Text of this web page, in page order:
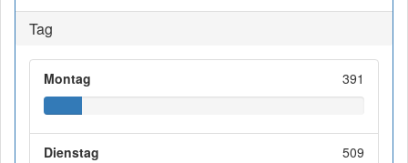
Tag
Montag 391
Dienstag 509